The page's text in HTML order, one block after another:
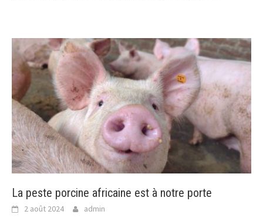
La peste porcine africaine est à notre porte
2 août 2024 admin